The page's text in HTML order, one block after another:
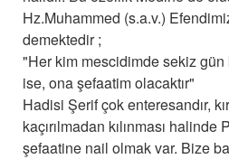
Hz.Muhammed (s.a.v.)
demektedir ;
"Her kim mescidimde sekiz gün
ise, ona şefaatim olacaktır"
Hadisi Şerif çok enteresandır,
kaçırılmadan kılınması
şefaatine nail olmak var. Bize